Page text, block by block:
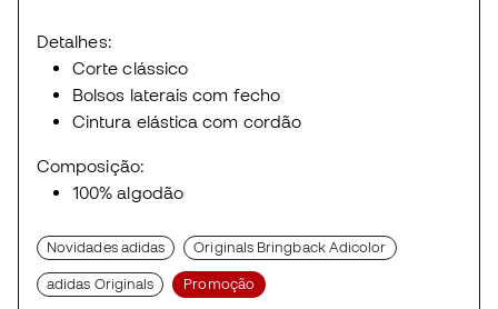
Detalhes:
Corte clássico
Bolsos laterais com fecho
Cintura elástica com cordão
Composição:
100% algodão
Novidades adidas Originals Bringback Adicolor
adidas Originals Promoção